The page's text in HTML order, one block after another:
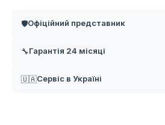
🛡️Офіційний представник
🔧Гарантія 24 місяці
🇺🇦Сервіс в Україні